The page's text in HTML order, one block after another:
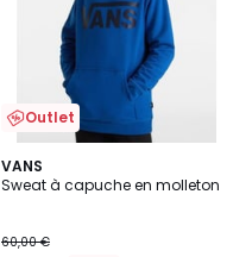
Outlet
VANS
Sweat à capuche en molleton
60,00 €